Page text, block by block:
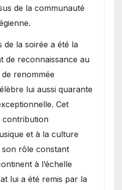
de la communauté
de la soirée a été la
de reconnaissance au
renommée
lui aussi quarante
Cet
contribution
et à la culture
son rôle constant
à l’échelle
lui a été remis par la